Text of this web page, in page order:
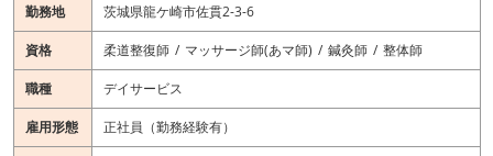
勤務地 茨城県龍ケ崎市佐貫2-3-6
資格 柔道整復師 マッサージ師(あマ師) 鍼灸師 整体師
職種 デイサービス
雇用形態 正社員（勤務経験有）